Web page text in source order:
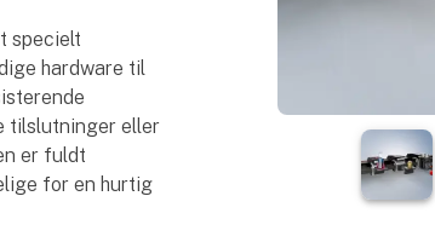
specielt
hardware til
tilslutninger eller
er fuldt
for en hurtig